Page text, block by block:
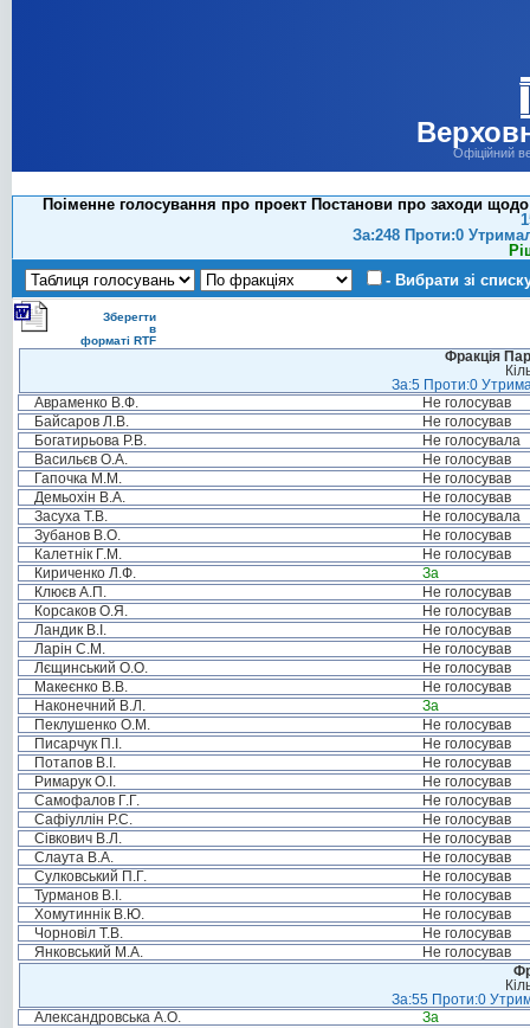
Офіційний
Поіменне голосування про проект Постанови про заходи
За:248 Проти:0
- Вибрати зі
Зберегти
в
форматі RTF
Фракція
За:5 Проти:0
Авраменко В.Ф.
Не голосував
Байсаров Л.В.
Не голосував
Богатирьова Р.В.
Не голосувала
Васильєв О.А.
Не голосував
Гапочка М.М.
Не голосував
Демьохін В.А.
Не голосував
Засуха Т.В.
Не голосувала
Зубанов В.О.
Не голосував
Калетнік Г.М.
Не голосував
Кириченко Л.Ф.
За
Клюєв А.П.
Не голосував
Корсаков О.Я.
Не голосував
Ландик В.І.
Не голосував
Ларін С.М.
Не голосував
Лєщинський О.О.
Не голосував
Макеєнко В.В.
Не голосував
Наконечний В.Л.
За
Пеклушенко О.М.
Не голосував
Писарчук П.І.
Не голосував
Потапов В.І.
Не голосував
Римарук О.І.
Не голосував
Самофалов Г.Г.
Не голосував
Сафіуллін Р.С.
Не голосував
Сівкович В.Л.
Не голосував
Слаута В.А.
Не голосував
Сулковський П.Г.
Не голосував
Турманов В.І.
Не голосував
Хомутиннік В.Ю.
Не голосував
Чорновіл Т.В.
Не голосував
Янковський М.А.
Не голосував
За:55 Проти:0
Александровська А.О.
За